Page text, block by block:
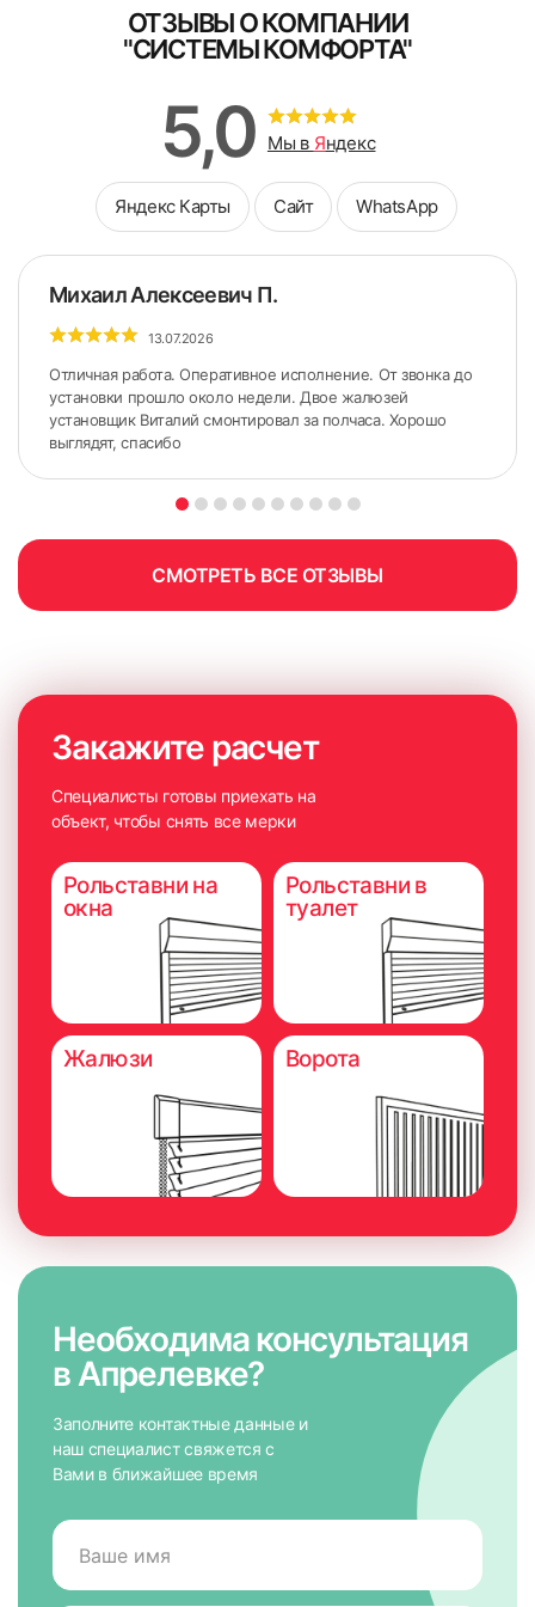
6. Закрепляем фиксатор троса в нижней части окна с
натяжением
7. Прикрепляем фиксатор для ручки управления
Установка жалюзи к стене или
потолку (на саморезы)
1. Отмечаем место для крепежных элементов карниза на
стене или потолке. Важно, чтобы все элементы
размещались на одной линии, чтобы жалюзи висели
некорректно работать на подъем и опускание.
ОТЗЫВЫ О КОМПАНИИ
"СИСТЕМЫ КОМФОРТА"
5,0 Мы в Яндекс
Яндекс Карты Сайт WhatsApp
Михаил Алексеевич П.
13.07.2026
Отличная работа. Оперативное исполнение. От звонка до
установки прошло около недели. Двое жалюзей
установщик Виталий смонтировал за полчаса. Хорошо
выглядят, спасибо
СМОТРЕТЬ ВСЕ ОТЗЫВЫ
Закажите расчет
Специалисты готовы приехать на
объект, чтобы снять все мерки
Рольставни на
окна
Рольставни в
туалет
Жалюзи Ворота
Необходима консультация
в Апрелевке?
Заполните контактные данные и
наш специалист свяжется с
Вами в ближайшее время